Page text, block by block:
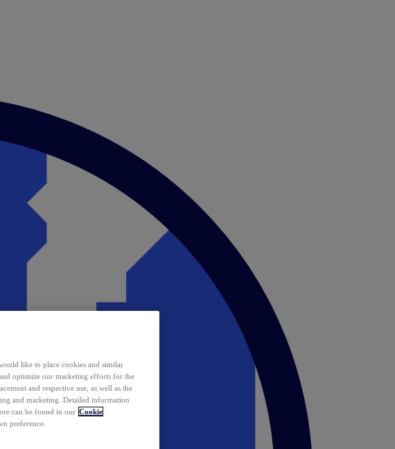
like to place cookies and similar
optimize our marketing efforts for the
and respective use, as well as the
and marketing. Detailed information
can be found in our Cookie
preference.